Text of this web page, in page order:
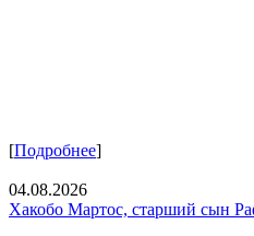
[Подробнее]
04.08.2026
Хакобо Мартос, старший сын